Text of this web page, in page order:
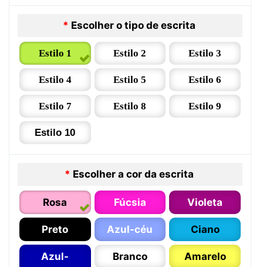
* Escolher o tipo de escrita
Estilo 1 Estilo 2 Estilo 3
Estilo 4 Estilo 5 Estilo 6
Estilo 7 Estilo 8 Estilo 9
Estilo 10
* Escolher a cor da escrita
Rosa Fúcsia Violeta
Preto Azul-céu Ciano
Azul-
Branco Amarelo